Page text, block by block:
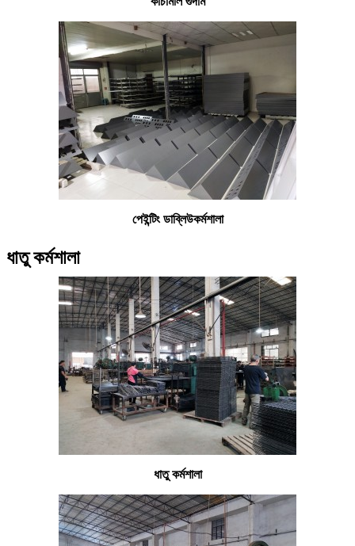
পেইন্টিং ডাব্লিউকর্মশালা
ধাতু কর্মশালা
ধাতু কর্মশালা